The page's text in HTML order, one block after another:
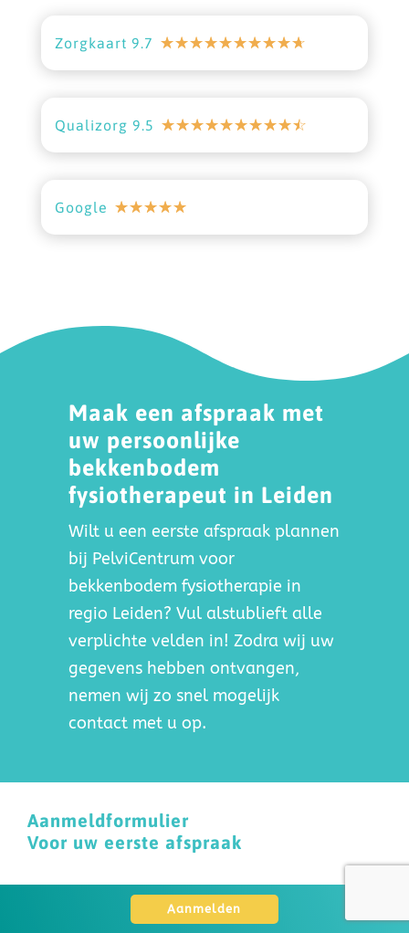
Zorgkaart 9.7 ☆☆☆☆☆☆☆☆☆☆
Qualizorg 9.5 ☆☆☆☆☆☆☆☆☆☆
Google ☆☆☆☆☆
Maak een afspraak met
uw persoonlijke
bekkenbodem
fysiotherapeut in Leiden
Wilt u een eerste afspraak plannen
bij PelviCentrum voor
bekkenbodem fysiotherapie in
regio Leiden? Vul alstublieft alle
verplichte velden in! Zodra wij uw
gegevens hebben ontvangen,
nemen wij zo snel mogelijk
contact met u op.
Aanmeldformulier
Voor uw eerste afspraak
Aanmelden